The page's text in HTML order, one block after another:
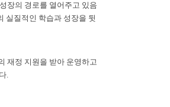
장의 경로를 열어주고 있음
실질적인 학습과 성장을 뒷
재정 지원을 받아 운영하고
.